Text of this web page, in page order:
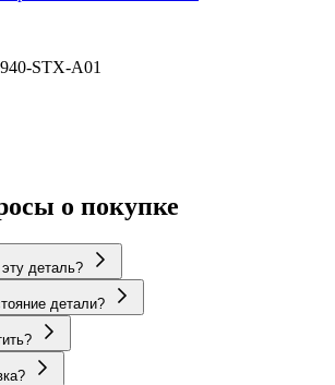
STX-A01
о покупке
деталь?
детали?